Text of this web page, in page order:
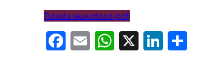
Tutustu lausuntoon (pdf)
Facebook
EmailWhatsApp
X LinkedIn